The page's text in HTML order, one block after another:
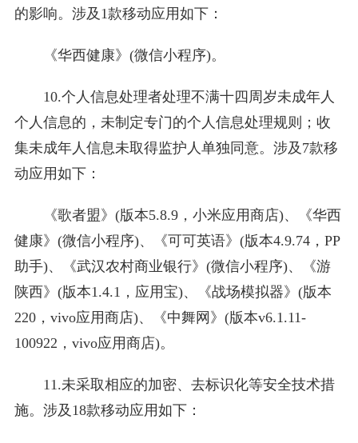
的影响。涉及1款移动应用如下：
《华西健康》(微信小程序)。
10.个人信息处理者处理不满十四周岁未成年人
个人信息的，未制定专门的个人信息处理规则；收
集未成年人信息未取得监护人单独同意。涉及7款移
动应用如下：
《歌者盟》(版本5.8.9，小米应用商店)、《华西
健康》(微信小程序)、《可可英语》(版本4.9.74，PP
助手)、《武汉农村商业银行》(微信小程序)、《游
陕西》(版本1.4.1，应用宝)、《战场模拟器》(版本
220，vivo应用商店)、《中舞网》(版本v6.1.11-
100922，vivo应用商店)。
11.未采取相应的加密、去标识化等安全技术措
施。涉及18款移动应用如下：